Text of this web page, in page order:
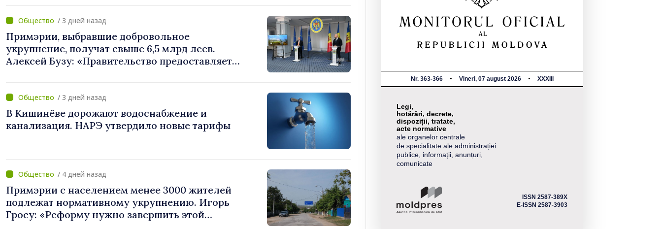
/ 3 дней назад
Примэрии, выбравшие добровольное
укрупнение, получат свыше 6,5 млрд леев.
Алексей Бузу: «Правительство предоставляет
инвестиционный пакет»
/ 3 дней назад
В Кишинёве дорожают водоснабжение и
канализация. НАРЭ утвердило новые тарифы
/ 4 дней назад
Примэрии с населением менее 3000 жителей
подлежат нормативному укрупнению. Игорь
Гросу: «Реформу нужно завершить этой
Nr. 363-366 Vineri, 07 august 2026 XXXIII
Legi,
hotărâri, decrete,
dispoziții, tratate,
acte normative
ale organelor centrale
de specialitate ale administrației
publice, informații, anunțuri,
comunicate
ISSN 2587-389X
E-ISSN 2587-3903